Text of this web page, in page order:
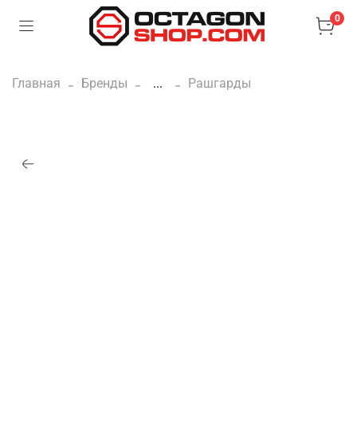
0
Главная Бренды ... Рашгарды